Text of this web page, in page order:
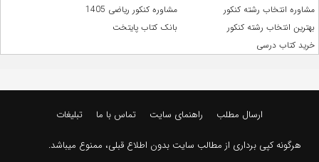
مشاوره انتخاب رشته کنکور
مشاوره کنکور ریاضی 1405
بهترین انتخاب رشته کنکور
بانک کتاب پایتخت
خرید کتاب درسی
ارسال مطلب راهنمای سایت تماس با ما تبلیغات
هرگونه کپی برداری از مطالب سایت بدون اطلاع قبلی، ممنوع میباشد.